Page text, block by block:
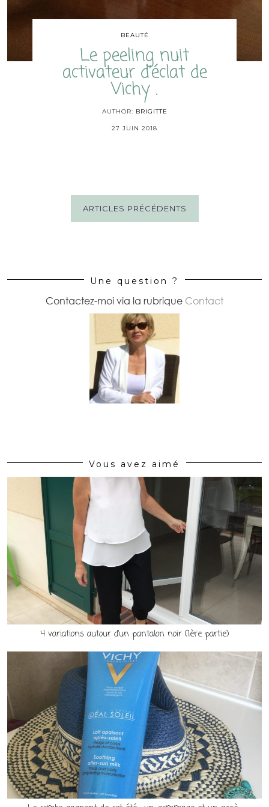
BEAUTÉ
Le peeling nuit
activateur d’éclat de
Vichy .
AUTHOR: BRIGITTE
27 JUIN 2018
ARTICLES PRÉCÉDENTS
Une question ?
Contactez-moi via la rubrique Contact
Vous avez aimé
4 variations autour d’un pantalon noir (1ère partie)